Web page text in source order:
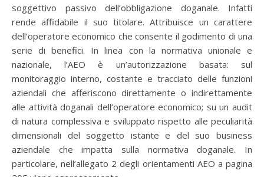
soggettivo passivo dell’obbligazione doganale. Infatti
rende affidabile il suo titolare. Attribuisce un carattere
dell’operatore economico che consente il godimento di una
serie di benefici. In linea con la normativa unionale e
nazionale, l’AEO è un’autorizzazione basata: sul
monitoraggio interno, costante e tracciato delle funzioni
aziendali che afferiscono direttamente o indirettamente
alle attività doganali dell’operatore economico; su un audit
di natura complessiva e sviluppato rispetto alle peculiarità
dimensionali del soggetto istante e del suo business
aziendale che impatta sulla normativa doganale. In
particolare, nell’allegato 2 degli orientamenti AEO a pagina